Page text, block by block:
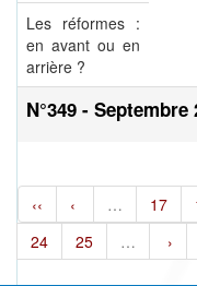
Les réformes :
en avant ou en
arrière ?
N°349 - Septembre
‹‹ ‹ … 17
24
25 … ›